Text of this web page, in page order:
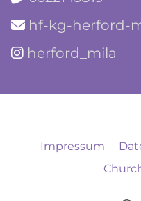
 hf-kg-herford-
 herford_mila
Impressum